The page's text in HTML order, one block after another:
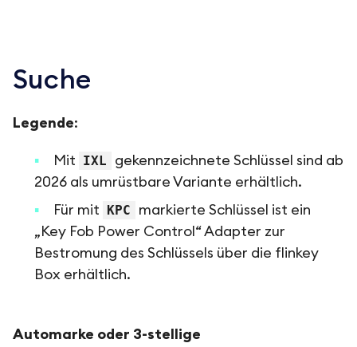
Suche
Legende:
Mit IXL
gekennzeichnete Schlüssel sind ab
2026 als umrüstbare Variante erhältlich.
Für mit
KPC
markierte Schlüssel ist ein
„Key Fob Power Control“ Adapter zur
Bestromung des Schlüssels über die flinkey
Box erhältlich.
Automarke oder 3-stellige